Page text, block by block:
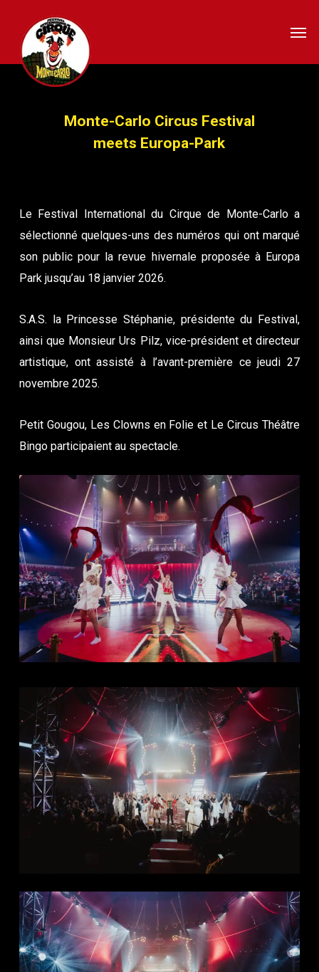
main
content
Monte-Carlo Circus Festival
meets Europa-Park
Le Festival International du Cirque de Monte-Carlo a
sélectionné quelques-uns des numéros qui ont marqué
son public pour la revue hivernale proposée à Europa
Park jusqu’au 18 janvier 2026.
S.A.S. la Princesse Stéphanie, présidente du Festival,
ainsi que Monsieur Urs Pilz, vice-président et directeur
artistique, ont assisté à l’avant-première ce jeudi 27
novembre 2025.
Petit Gougou, Les Clowns en Folie et Le Circus Théâtre
Bingo participaient au spectacle.